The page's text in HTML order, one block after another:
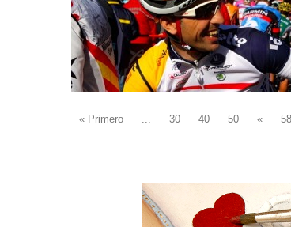
« Primero ... 30 40 50 « 58